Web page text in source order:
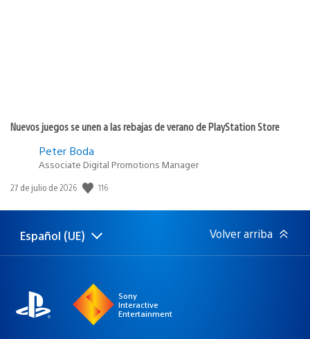
Nuevos juegos se unen a las rebajas de verano de PlayStation Store
Peter Boda
Associate Digital Promotions Manager
Fecha
publicación:
27 de julio de 2026 116
Selecciona
una
Región
actual:
Español (UE) Volver arriba
Sony
Interactive
Entertainment